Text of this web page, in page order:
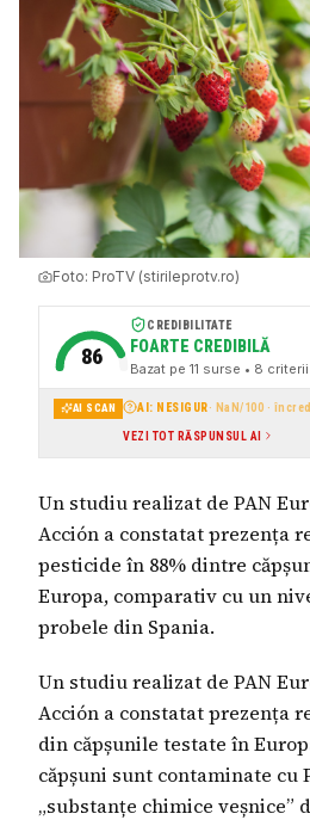
Foto: ProTV (stirileprotv.ro)
86
CREDIBILITATE
FOARTE CREDIBILĂ
Bazat pe 11 surse • 8 criterii
AI SCAN AI: NESIGUR· NaN/100 ·
VEZI TOT RĂSPUNSUL AI
Un studiu realizat de PAN
Acción a constatat prezența
pesticide în 88% dintre
Europa, comparativ cu un
probele din Spania.
Un studiu realizat de PAN
Acción a constatat prezența
din căpșunile testate în
căpșuni sunt contaminate cu
„substanțe chimice veșnice”